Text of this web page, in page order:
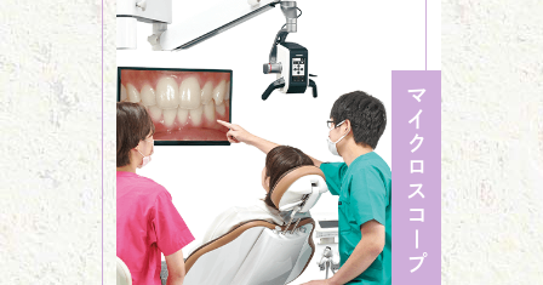
マイクロスコープ